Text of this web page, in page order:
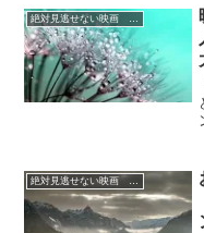
絶対見逃せない映画 おすすめ
絶対見逃せない映画 おすすめ